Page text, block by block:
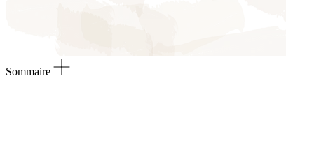
Sommaire